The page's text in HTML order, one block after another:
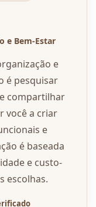
e Bem-Estar
e
é pesquisar
compartilhar
você a criar
e
é baseada
e custo-
escolhas.